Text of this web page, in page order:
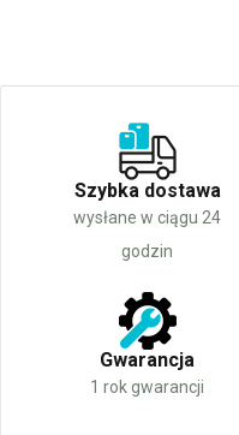
Szybka dostawa
wysłane w ciągu 24
godzin
Gwarancja
1 rok gwarancji